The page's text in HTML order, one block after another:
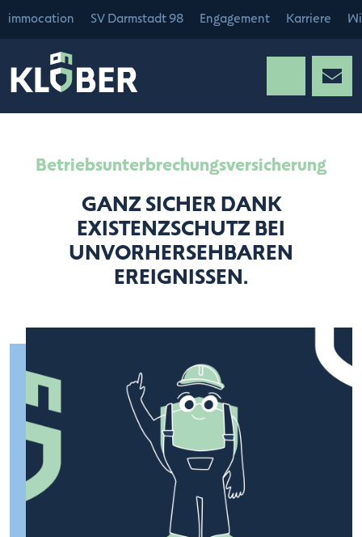
immocation SV Darmstadt 98 Engagement Karriere
Betriebsunterbrechungsversicherung
GANZ SICHER DANK
EXISTENZSCHUTZ BEI
UNVORHERSEHBAREN
EREIGNISSEN.